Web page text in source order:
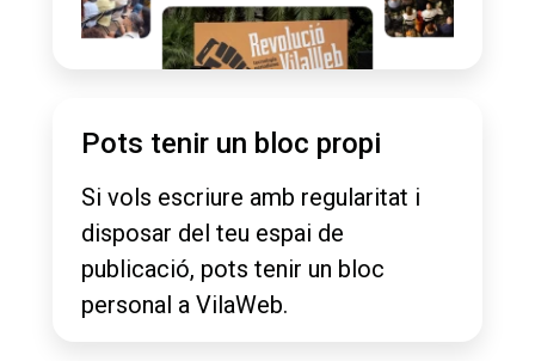
Pots tenir un bloc propi
Si vols escriure amb regularitat i
disposar del teu espai de
publicació, pots tenir un bloc
personal a VilaWeb.